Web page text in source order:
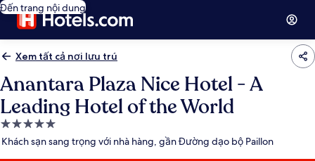
Đến trang nội dung
Xem tất cả nơi lưu trú
Anantara Plaza Nice Hotel - A
Leading Hotel of the World
Nơi
lưu
Khách sạn sang trọng với nhà hàng, gần Đường dạo bộ Paillon